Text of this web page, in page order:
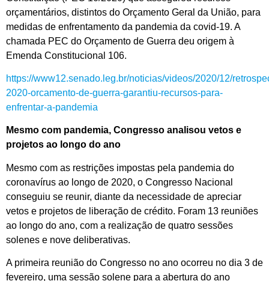
orçamentários, distintos do Orçamento Geral da União, para
medidas de enfrentamento da pandemia da covid-19. A
chamada PEC do Orçamento de Guerra deu origem à
Emenda Constitucional 106.
https://www12.senado.leg.br/noticias/videos/2020/12/
2020-orcamento-de-guerra-garantiu-recursos-para-
enfrentar-a-pandemia
Mesmo com pandemia, Congresso analisou vetos e
projetos ao longo do ano
Mesmo com as restrições impostas pela pandemia do
coronavírus ao longo de 2020, o Congresso Nacional
conseguiu se reunir, diante da necessidade de apreciar
vetos e projetos de liberação de crédito. Foram 13 reuniões
ao longo do ano, com a realização de quatro sessões
solenes e nove deliberativas.
A primeira reunião do Congresso no ano ocorreu no dia 3 de
fevereiro, uma sessão solene para a abertura do ano